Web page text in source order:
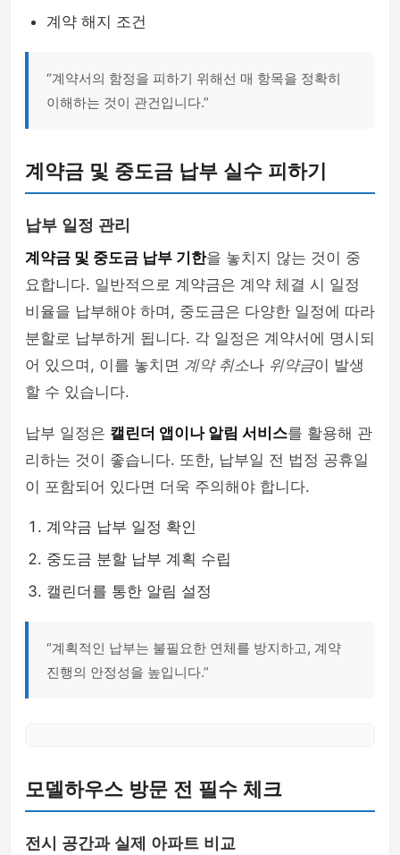
계약 해지 조건
“계약서의 함정을 피하기 위해선 매 항목을 정확히
이해하는 것이 관건입니다.”
계약금 및 중도금 납부 실수 피하기
납부 일정 관리
계약금 및 중도금 납부 기한을 놓치지 않는 것이 중
요합니다. 일반적으로 계약금은 계약 체결 시 일정
비율을 납부해야 하며, 중도금은 다양한 일정에 따라
분할로 납부하게 됩니다. 각 일정은 계약서에 명시되
어 있으며, 이를 놓치면 계약 취소나 위약금이 발생
할 수 있습니다.
납부 일정은 캘린더 앱이나 알림 서비스를 활용해 관
리하는 것이 좋습니다. 또한, 납부일 전 법정 공휴일
이 포함되어 있다면 더욱 주의해야 합니다.
계약금 납부 일정 확인
중도금 분할 납부 계획 수립
캘린더를 통한 알림 설정
“계획적인 납부는 불필요한 연체를 방지하고, 계약
진행의 안정성을 높입니다.”
모델하우스 방문 전 필수 체크
전시 공간과 실제 아파트 비교